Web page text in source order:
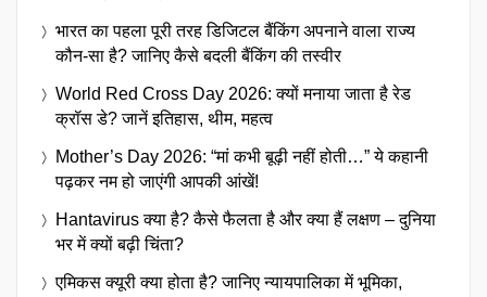
भारत का पहला पूरी तरह डिजिटल बैंकिंग अपनाने वाला राज्य
कौन-सा है? जानिए कैसे बदली बैंकिंग की तस्वीर
World Red Cross Day 2026: क्यों मनाया जाता है रेड
क्रॉस डे? जानें इतिहास, थीम, महत्व
Mother’s Day 2026: “मां कभी बूढ़ी नहीं होती…” ये कहानी
पढ़कर नम हो जाएंगी आपकी आंखें!
Hantavirus क्या है? कैसे फैलता है और क्या हैं लक्षण – दुनिया
भर में क्यों बढ़ी चिंता?
एमिकस क्यूरी क्या होता है? जानिए न्यायपालिका में भूमिका,